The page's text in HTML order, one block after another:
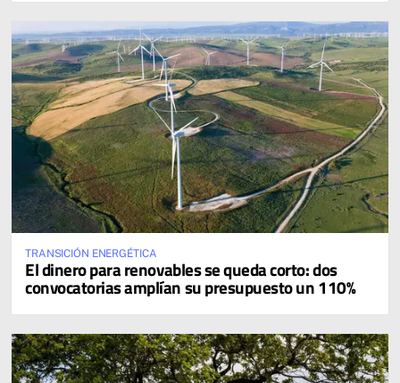
TRANSICIÓN ENERGÉTICA
El dinero para renovables se queda corto: dos
convocatorias amplían su presupuesto un 110%